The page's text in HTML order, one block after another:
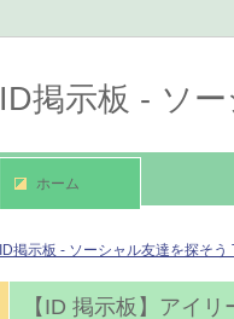
ID掲示板 - ソーシャル友達を探そう
【ID 掲示板】アイ
ID掲示板 - ソ
ホーム